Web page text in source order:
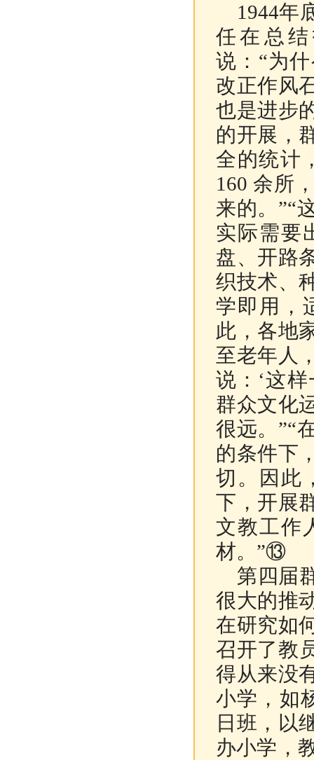
1944年
任在总
说：“为
改正作风
也是进步
的开展，
全的统计
160 余所
来的。”“
实际需要
盘、开路
织技术、
学即用，
此，各地
至老年人
说：‘这
群众文化
很远。”“
的条件下
切。因此
下，开展
文教工作
材。”⑬
第四届
很大的推
在研究如
召开了教
得从来没
小学，如
日班，以
办小学，